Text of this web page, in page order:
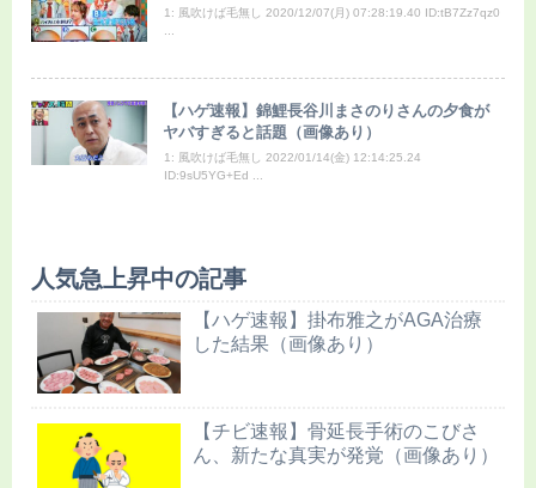
1: 風吹けば毛無し 2020/12/07(月) 07:28:19.40 ID:tB7Zz7qz0
...
【ハゲ速報】錦鯉長谷川まさのりさんの夕食が
ヤバすぎると話題（画像あり）
1: 風吹けば毛無し 2022/01/14(金) 12:14:25.24
ID:9sU5YG+Ed ...
人気急上昇中の記事
【ハゲ速報】掛布雅之がAGA治療
した結果（画像あり）
【チビ速報】骨延長手術のこびさ
ん、新たな真実が発覚（画像あり）